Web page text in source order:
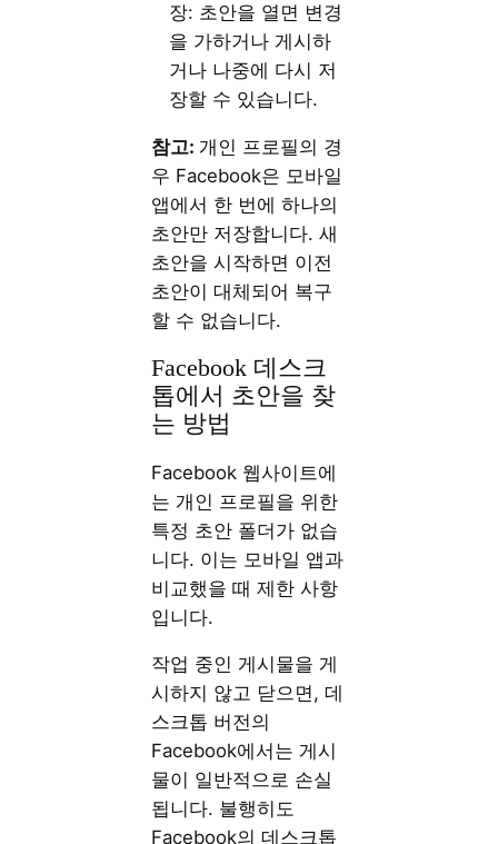
장: 초안을 열면 변경
을 가하거나 게시하
거나 나중에 다시 저
장할 수 있습니다.
참고:개인 프로필의 경
우 Facebook은 모바일
앱에서 한 번에 하나의
초안만 저장합니다. 새
초안을 시작하면 이전
초안이 대체되어 복구
할 수 없습니다.
Facebook 데스크
톱에서 초안을 찾
는 방법
Facebook 웹사이트에
는 개인 프로필을 위한
특정 초안 폴더가 없습
니다. 이는 모바일 앱과
비교했을 때 제한 사항
입니다.
작업 중인 게시물을 게
시하지 않고 닫으면, 데
스크톱 버전의
Facebook에서는 게시
물이 일반적으로 손실
됩니다. 불행히도
Facebook의 데스크톱